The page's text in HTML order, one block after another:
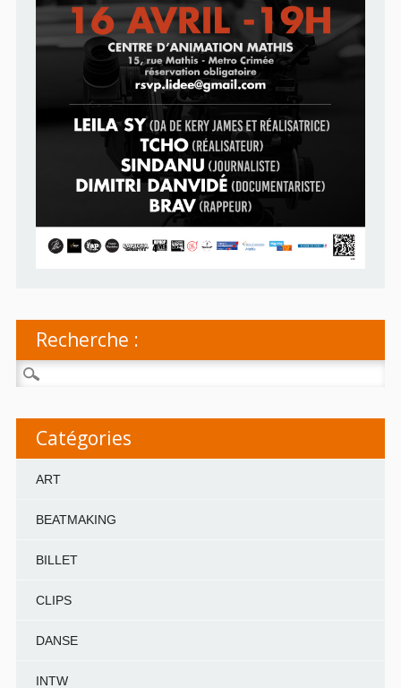
Recherche :
Rechercher :
Catégories
ART
BEATMAKING
BILLET
CLIPS
DANSE
INTW